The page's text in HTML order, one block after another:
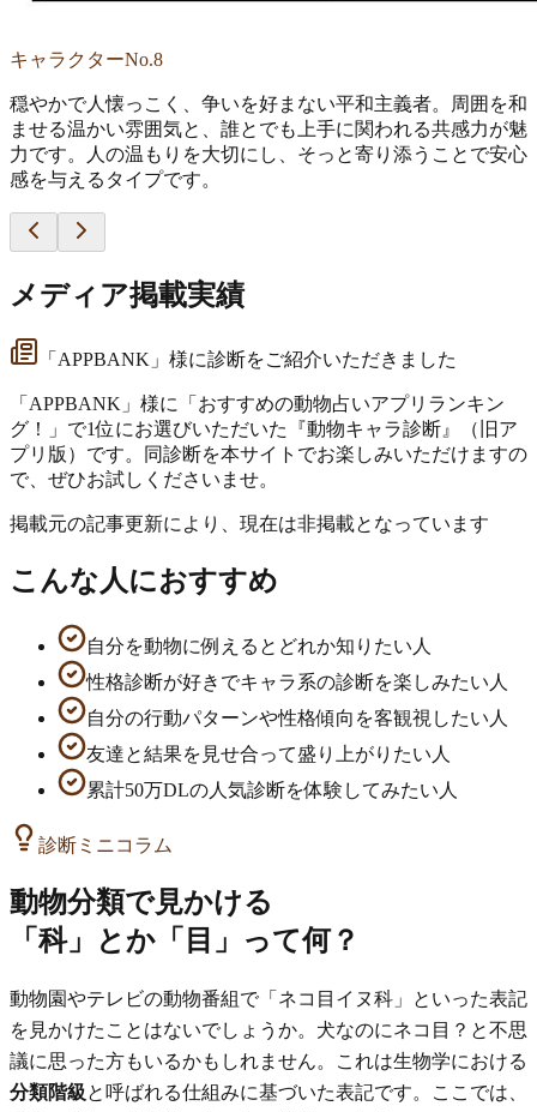
キャラクターNo.8
穏やかで人懐っこく、争いを好まない平和主義者。周囲を和
ませる温かい雰囲気と、誰とでも上手に関われる共感力が魅
力です。人の温もりを大切にし、そっと寄り添うことで安心
感を与えるタイプです。
メディア掲載実績
「APPBANK」様に診断をご紹介いただきました
「APPBANK」様に「おすすめの動物占いアプリランキン
グ！」で1位にお選びいただいた『動物キャラ診断』（旧ア
プリ版）です。同診断を本サイトでお楽しみいただけますの
で、ぜひお試しくださいませ。
掲載元の記事更新により、現在は非掲載となっています
こんな人におすすめ
自分を動物に例えるとどれか知りたい人
性格診断が好きでキャラ系の診断を楽しみたい人
自分の行動パターンや性格傾向を客観視したい人
友達と結果を見せ合って盛り上がりたい人
累計50万DLの人気診断を体験してみたい人
診断ミニコラム
動物分類で見かける
「科」とか「目」って何？
動物園やテレビの動物番組で「ネコ目イヌ科」といった表記
を見かけたことはないでしょうか。犬なのにネコ目？と不思
議に思った方もいるかもしれません。これは生物学における
分類階級と呼ばれる仕組みに基づいた表記です。ここでは、